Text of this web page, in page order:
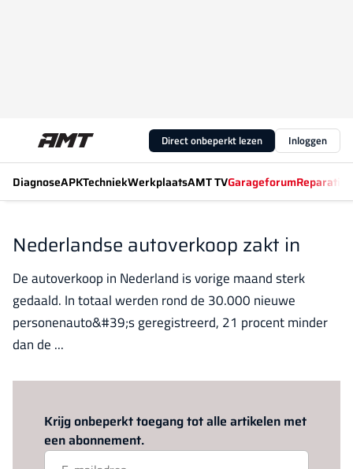
Direct onbeperkt lezen Inloggen
DiagnoseAPKTechniekWerkplaatsAMT TVGarageforum
Nederlandse autoverkoop zakt in
De autoverkoop in Nederland is vorige maand sterk
gedaald. In totaal werden rond de 30.000 nieuwe
personenauto&#39;s geregistreerd, 21 procent minder
dan de ...
Krijg onbeperkt toegang tot alle artikelen met
een abonnement.